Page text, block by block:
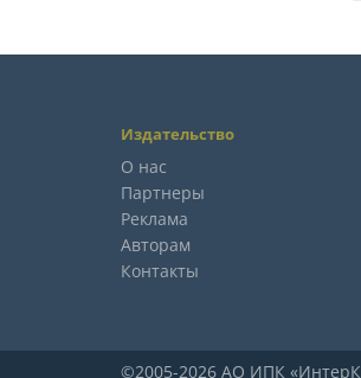
Издательство
О нас
Партнеры
Реклама
Авторам
Контакты
©2005-2026 АО ИПК